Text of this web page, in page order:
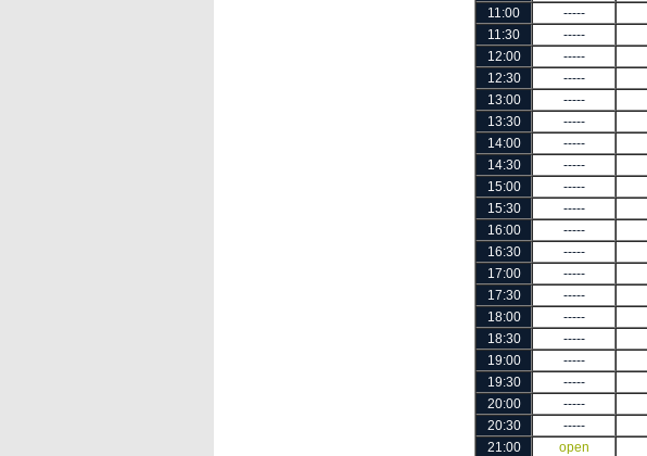
11:00
-----
11:30
-----
12:00
-----
12:30
-----
13:00
-----
13:30
-----
14:00
-----
14:30
-----
15:00
-----
15:30
-----
16:00
-----
16:30
-----
17:00
-----
17:30
-----
18:00
-----
18:30
-----
19:00
-----
19:30
-----
20:00
-----
20:30
-----
21:00
open